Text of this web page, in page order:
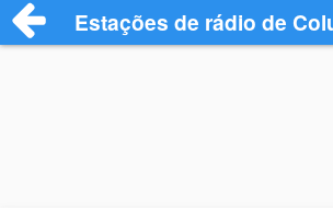
Estações de rádio de